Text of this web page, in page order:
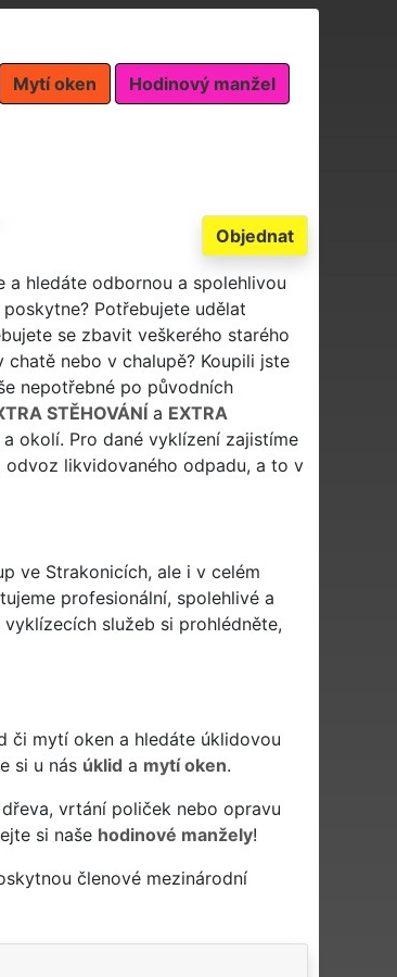
Mytí oken Hodinový manžel
Objednat
a hledáte odbornou a spolehlivou
Potřebujete udělat
se zbavit veškerého starého
nebo v chalupě? Koupili jste
nepotřebné po původních
STĚHOVÁNÍ a EXTRA
okolí. Pro dané vyklízení zajistíme
likvidovaného odpadu, a to v
ve Strakonicích, ale i v celém
profesionální, spolehlivé a
služeb si prohlédněte,
či mytí oken a hledáte úklidovou
si u nás úklid a mytí oken.
vrtání poliček nebo opravu
si naše hodinové manžely!
členové mezinárodní